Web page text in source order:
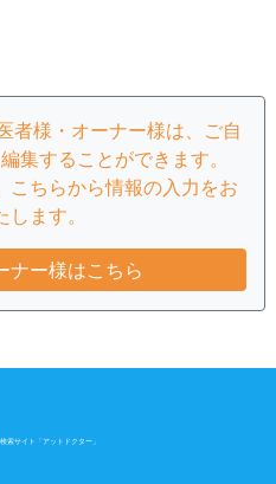
者様・オーナー様は、ご自
集することができます。
こちらから情報の入力をお
します。
ナー様はこちら
索サイト「アットドクター」